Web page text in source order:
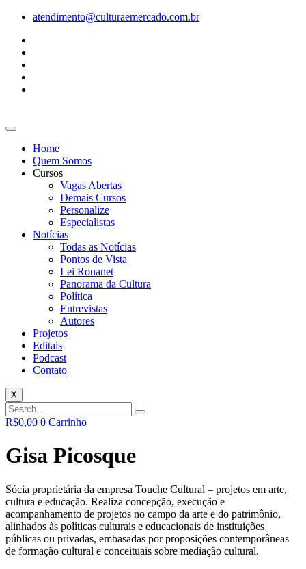
conteúdo
atendimento@culturaemercado.com.br
Home
Quem Somos
Cursos
Vagas Abertas
Demais Cursos
Personalize
Especialistas
Notícias
Todas as Notícias
Pontos de Vista
Lei Rouanet
Panorama da Cultura
Política
Entrevistas
Autores
Projetos
Editais
Podcast
Contato
X
R$0,00 0 Carrinho
Gisa Picosque
Sócia proprietária da empresa Touche Cultural – projetos em arte,
cultura e educação. Realiza concepção, execução e
acompanhamento de projetos no campo da arte e do patrimônio,
alinhados às políticas culturais e educacionais de instituições
públicas ou privadas, embasadas por proposições contemporâneas
de formação cultural e conceituais sobre mediação cultural.